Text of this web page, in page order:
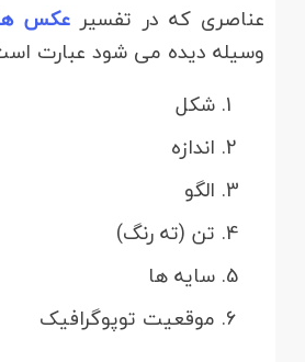
عناصری که در تفسیر عکس
وسیله دیده می شود عبارت
شکل
اندازه
الگو
تن (ته رنگ)
سایه ها
موقعیت توپوگرافیک